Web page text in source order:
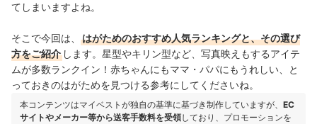
てしまいますよね。
そこで今回は、 はがためのおすすめ人気ランキングと、その選び
方をご紹介 します。星型やキリン型など、写真映えもするアイテ
ムが多数ランクイン！赤ちゃんにもママ・パパにもうれしい、と
っておきのはがためを見つける参考にしてくださいね。
本コンテンツはマイベストが独自の基準に基づき制作していますが、 EC
サイトやメーカー等から送客手数料を受領しており、プロモーションを